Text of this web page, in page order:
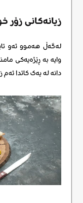
زیانەکانی زۆر
لەگەڵ هەموو ئەو
وایە بە ڕێژەیەکی
دانه لە یەک کاتدا